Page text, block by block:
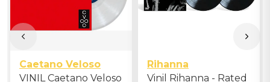
Caetano Veloso
VINIL Caetano Veloso
Rihanna
Vinil Rihanna - Rated